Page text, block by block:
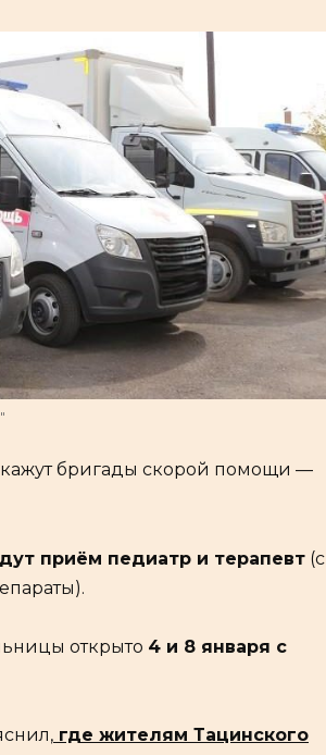
бригады скорой помощи —
приём педиатр и терапевт (с
открыто 4 и 8 января с
где жителям Тацинского